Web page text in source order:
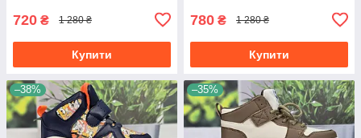
720 ₴ 1 280 ₴
Купити
780 ₴ 1 280 ₴
Купити
–38% –35%